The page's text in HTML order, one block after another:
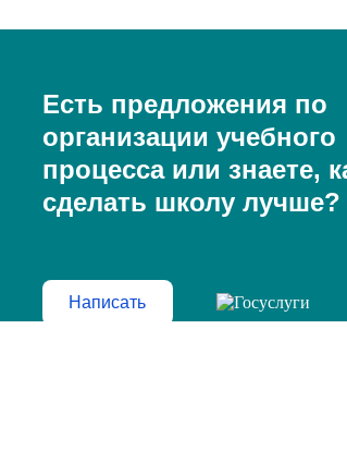
Есть предложения по
организации учебного
процесса или знаете,
сделать школу лучше?
Написать